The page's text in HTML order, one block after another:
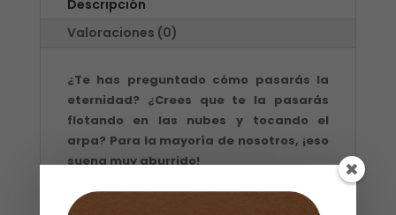
MUNDO
DAVID
LAWRENCE
cantidad
Descripción
Valoraciones (0)
¿Te has preguntado cómo pasarás la
eternidad? ¿Crees que te la pasarás
flotando en las nubes y tocando el
arpa? Para la mayoría de nosotros, ¡eso
suena muy aburrido!
Pero la promesa bíblica para el futuro no es